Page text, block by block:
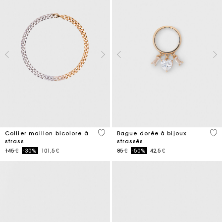
Collier maillon bicolore à
strass
Price reduced from
145 €to-30% 101,5 €
5 out of 5 Customer Rating
Bague dorée à bijoux
strassés
Price reduced from
85 €to-50% 42,5 €
5